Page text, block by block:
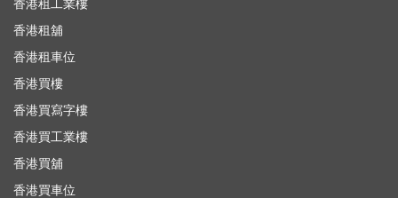
香港租工業樓
香港租舖
香港租車位
香港買樓
香港買寫字樓
香港買工業樓
香港買舖
香港買車位